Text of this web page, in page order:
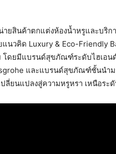
ายสินค้าตกแต่งห้องน้ำหรูและบริ
นวคิด Luxury & Eco-Friendly
ดยมีแบรนด์สุขภัณฑ์ระดับไฮเอน
และแบรนด์สุขภัณฑ์ชั้นนำ
ปลี่ยนแปลงสู่ความหรูหรา เหนือร